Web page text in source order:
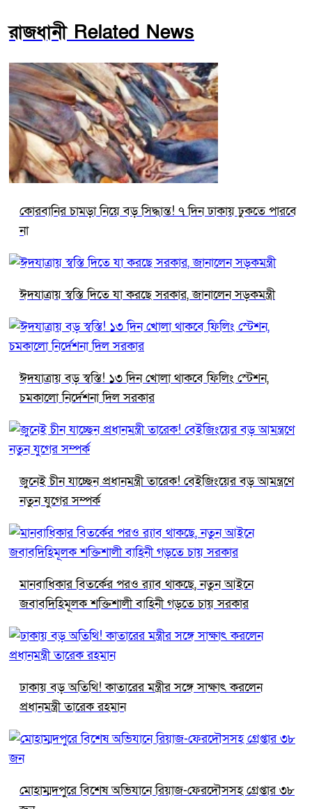
রাজধানী Related News
কোরবানির চামড়া নিয়ে বড় সিদ্ধান্ত! ৭ দিন ঢাকায় ঢুকতে পারবে
না
ঈদযাত্রায় স্বস্তি দিতে যা করছে সরকার, জানালেন সড়কমন্ত্রী
ঈদযাত্রায় বড় স্বস্তি! ১৩ দিন খোলা থাকবে ফিলিং স্টেশন,
চমকালো নির্দেশনা দিল সরকার
জুনেই চীন যাচ্ছেন প্রধানমন্ত্রী তারেক! বেইজিংয়ের বড় আমন্ত্রণে
নতুন যুগের সম্পর্ক
মানবাধিকার বিতর্কের পরও র‍্যাব থাকছে, নতুন আইনে
জবাবদিহিমূলক শক্তিশালী বাহিনী গড়তে চায় সরকার
ঢাকায় বড় অতিথি! কাতারের মন্ত্রীর সঙ্গে সাক্ষাৎ করলেন
প্রধানমন্ত্রী তারেক রহমান
মোহাম্মদপুরে বিশেষ অভিযানে রিয়াজ-ফেরদৌসসহ গ্রেপ্তার ৩৮